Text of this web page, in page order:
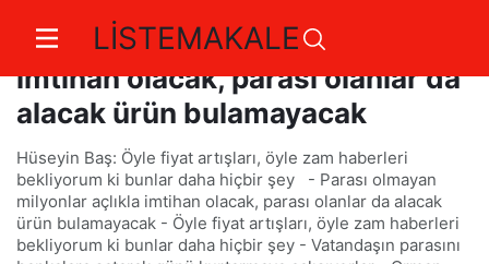
LİSTEMAKALE
Parası olmayan milyonlar açlıkla
imtihan olacak, parası olanlar da
alacak ürün bulamayacak
Hüseyin Baş: Öyle fiyat artışları, öyle zam haberleri
bekliyorum ki bunlar daha hiçbir şey - Parası olmayan
milyonlar açlıkla imtihan olacak, parası olanlar da alacak
ürün bulamayacak - Öyle fiyat artışları, öyle zam haberleri
bekliyorum ki bunlar daha hiçbir şey - Vatandaşın parasını